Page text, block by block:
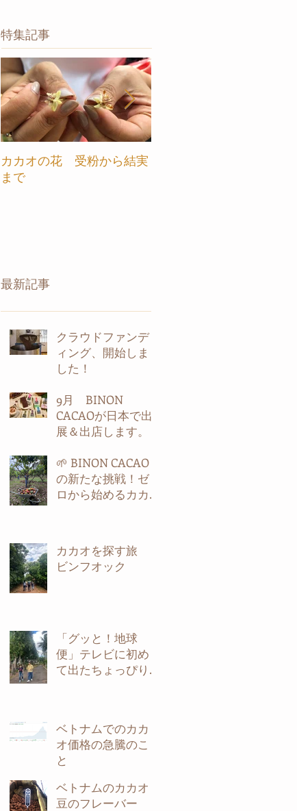
特集記事
カカオの花 受粉から結実
まで
最新記事
クラウドファンデ
ィング、開始しま
した！
9月 BINON
CACAOが日本で出
展＆出店します。
🌱 BINON CACAO
の新たな挑戦！ゼ
ロから始めるカカ
カカオを探す旅
ビンフオック
「グッと！地球
便」テレビに初め
て出たちょっぴり
ベトナムでのカカ
オ価格の急騰のこ
と
ベトナムのカカオ
豆のフレーバー